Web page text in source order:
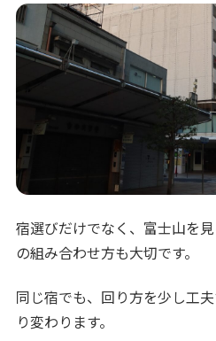
宿選びだけでなく、富士山を
の組み合わせ方も大切です。
同じ宿でも、回り方を少し工
り変わります。